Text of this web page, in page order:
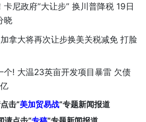
卡尼政府“大让步” 换川普降税 19日
晓
拿大将再次让步换美关税减免 打脸
个! 大温23英亩开发项目暴雷 欠债
击“美加贸易战”专题新闻报道